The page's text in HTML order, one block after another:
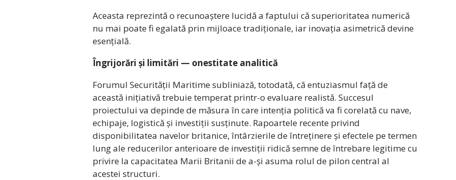
Aceasta reprezintă o recunoaștere lucidă a faptului că superioritatea numerică
nu mai poate fi egalată prin mijloace tradiționale, iar inovația asimetrică devine
esențială.
Îngrijorări și limitări — onestitate analitică
Forumul Securității Maritime subliniază, totodată, că entuziasmul față de
această inițiativă trebuie temperat printr-o evaluare realistă. Succesul
proiectului va depinde de măsura în care intenția politică va fi corelată cu nave,
echipaje, logistică și investiții susținute. Rapoartele recente privind
disponibilitatea navelor britanice, întârzierile de întreținere și efectele pe termen
lung ale reducerilor anterioare de investiții ridică semne de întrebare legitime cu
privire la capacitatea Marii Britanii de a-și asuma rolul de pilon central al
acestei structuri.